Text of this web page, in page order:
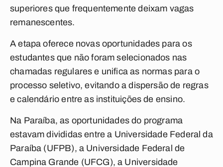
superiores que frequentemente deixam vagas
remanescentes.
A etapa oferece novas oportunidades para os
estudantes que não foram selecionados nas
chamadas regulares e unifica as normas para o
processo seletivo, evitando a dispersão de regras
e calendário entre as instituições de ensino.
Na Paraíba, as oportunidades do programa
estavam divididas entre a Universidade Federal da
Paraíba (UFPB), a Universidade Federal de
Campina Grande (UFCG), a Universidade